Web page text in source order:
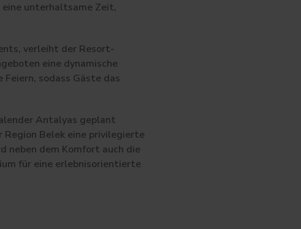
unterhaltsame Zeit,
verleiht der Resort-
eine dynamische
sodass Gäste das
Antalyas geplant
Belek eine privilegierte
neben dem Komfort auch die
für eine erlebnisorientierte